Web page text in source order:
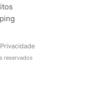
Privacidade
reservados